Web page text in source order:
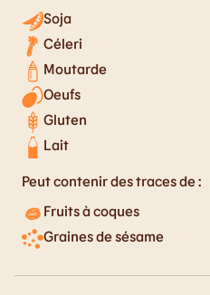
Soja
Céleri
Moutarde
Oeufs
Gluten
Lait
Peut contenir des traces de :
Fruits à coques
Graines de sésame